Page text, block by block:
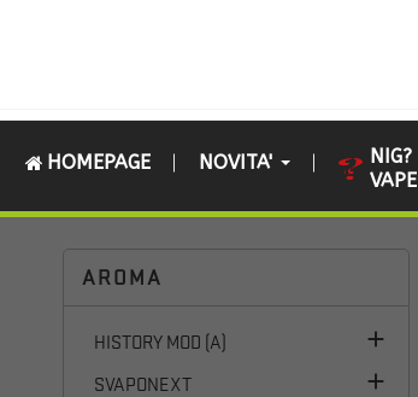
HOMEPAGE NOVITA'
NIG?
VAPE
AROMA
HISTORY MOD (A) 
SVAPONEXT 